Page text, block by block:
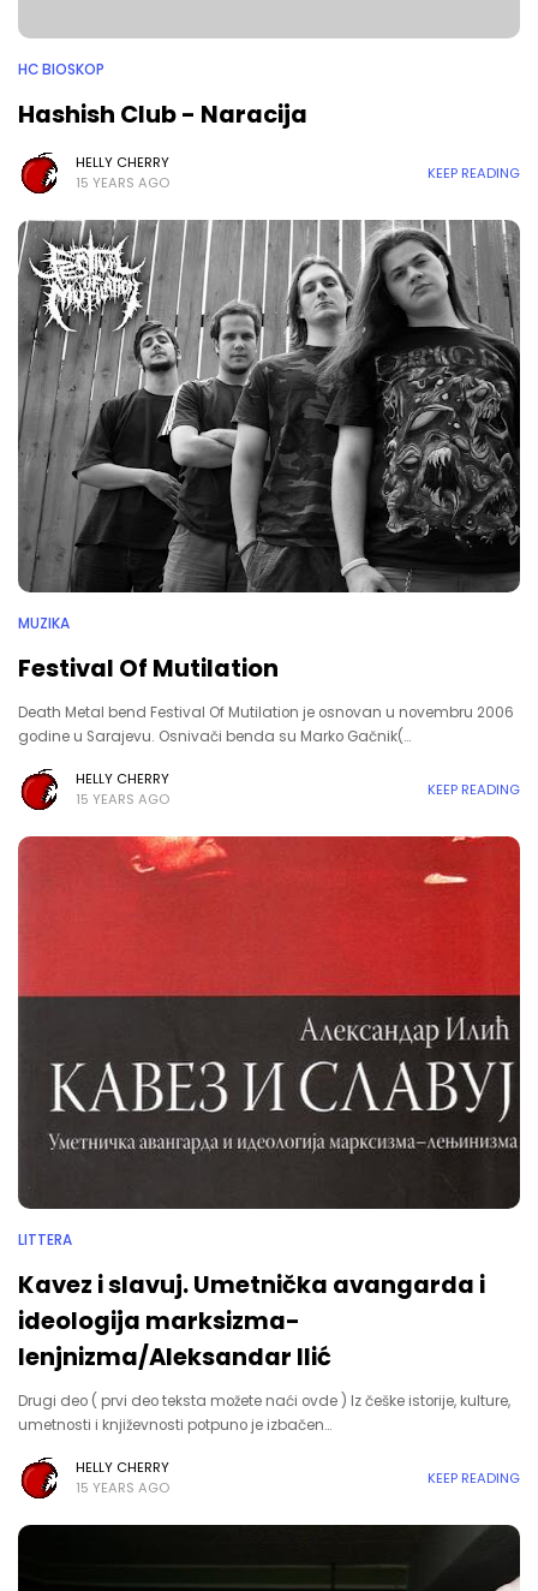
HC BIOSKOP
Hashish Club - Naracija
HELLY CHERRY
15 YEARS AGO
KEEP READING
MUZIKA
Festival Of Mutilation
Death Metal bend Festival Of Mutilation je osnovan u novembru 2006
godine u Sarajevu. Osnivači benda su Marko Gačnik(…
HELLY CHERRY
15 YEARS AGO
KEEP READING
LITTERA
Kavez i slavuj. Umetnička avangarda i
ideologija marksizma-
lenjnizma/Aleksandar Ilić
Drugi deo ( prvi deo teksta možete naći ovde ) Iz češke istorije, kulture,
umetnosti i književnosti potpuno je izbačen…
HELLY CHERRY
15 YEARS AGO
KEEP READING